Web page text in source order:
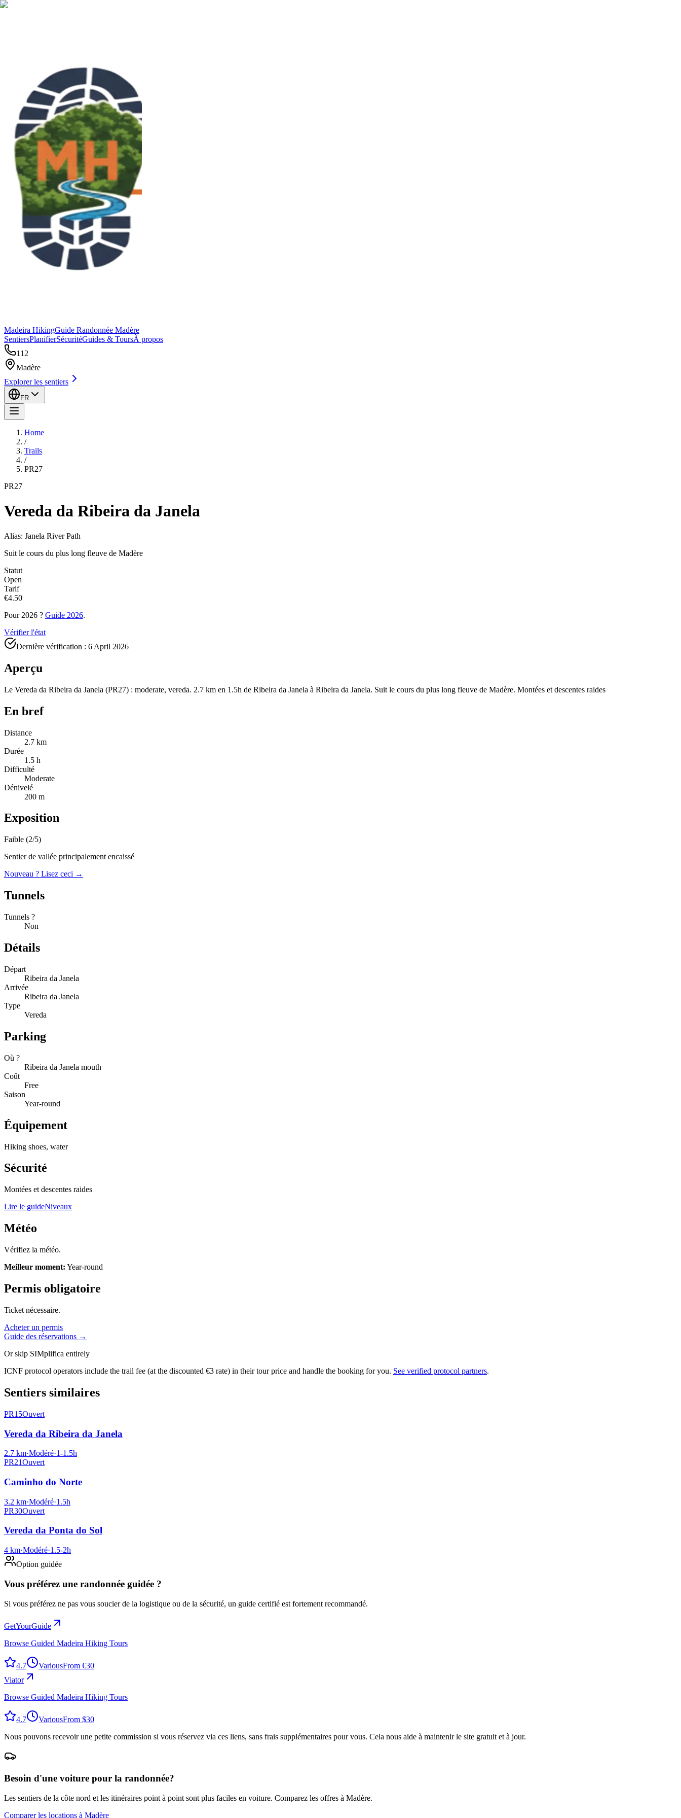
Madeira HikingGuide Randonnée Madère
SentiersPlanifierSécuritéGuides & ToursÀ propos
112
Madère
Explorer les sentiers
FR
Home
/
Trails
/
PR27
PR27
Vereda da Ribeira da Janela
Alias: Janela River Path
Suit le cours du plus long fleuve de Madère
Statut
Open
Tarif
€4.50
Pour 2026 ? Guide 2026.
Vérifier l'état
Dernière vérification : 6 April 2026
Aperçu
Le Vereda da Ribeira da Janela (PR27) : moderate, vereda. 2.7 km en 1.5h de Ribeira da Janela à Ribeira da Janela. Suit le cours du plus long fleuve de Madère. Montées et descentes raides
En bref
Distance
2.7 km
Durée
1.5 h
Difficulté
Moderate
Dénivelé
200 m
Exposition
Faible (2/5)
Sentier de vallée principalement encaissé
Nouveau ? Lisez ceci →
Tunnels
Tunnels ?
Non
Détails
Départ
Ribeira da Janela
Arrivée
Ribeira da Janela
Type
Vereda
Parking
Où ?
Ribeira da Janela mouth
Coût
Free
Saison
Year-round
Équipement
Hiking shoes, water
Sécurité
Montées et descentes raides
Lire le guideNiveaux
Météo
Vérifiez la météo.
Meilleur moment: Year-round
Permis obligatoire
Ticket nécessaire.
Acheter un permis
Guide des réservations →
Or skip SIMplifica entirely
ICNF protocol operators include the trail fee (at the discounted €3 rate) in their tour price and handle the booking for you. See verified protocol partners.
Sentiers similaires
PR15Ouvert
Vereda da Ribeira da Janela
2.7 km·Modéré·1-1.5h
PR21Ouvert
Caminho do Norte
3.2 km·Modéré·1.5h
PR30Ouvert
Vereda da Ponta do Sol
4 km·Modéré·1.5-2h
Option guidée
Vous préférez une randonnée guidée ?
Si vous préférez ne pas vous soucier de la logistique ou de la sécurité, un guide certifié est fortement recommandé.
GetYourGuide
Browse Guided Madeira Hiking Tours
4.7 VariousFrom €30
Viator
Browse Guided Madeira Hiking Tours
4.7 VariousFrom $30
Nous pouvons recevoir une petite commission si vous réservez via ces liens, sans frais supplémentaires pour vous. Cela nous aide à maintenir le site gratuit et à jour.
Besoin d'une voiture pour la randonnée?
Les sentiers de la côte nord et les itinéraires point à point sont plus faciles en voiture. Comparez les offres à Madère.
Comparer les locations à Madère